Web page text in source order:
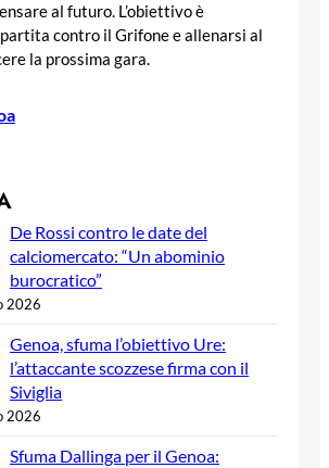
al futuro. L’obiettivo è
contro il Grifone e allenarsi al
la prossima gara.
De Rossi contro le date del
calciomercato: “Un abominio
burocratico”
2026
Genoa, sfuma l’obiettivo Ure:
l’attaccante scozzese firma con il
Siviglia
2026
Sfuma Dallinga per il Genoa: